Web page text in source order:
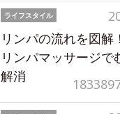
ライフスタイル
リンパの流れを図解
リンパマッサージで
解消